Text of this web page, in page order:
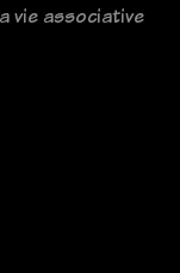
vie associative